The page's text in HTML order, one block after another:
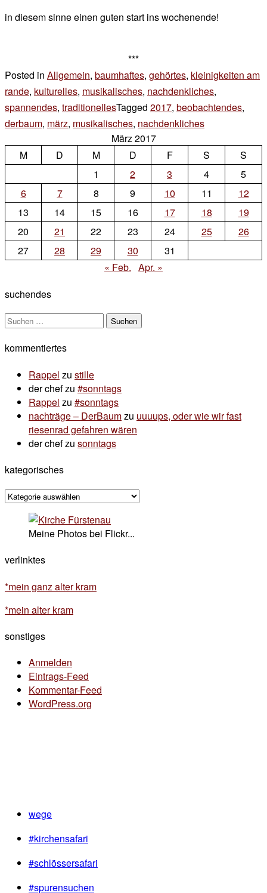
in diesem sinne einen guten start ins wochenende!
***
Posted in Allgemein, baumhaftes, gehörtes, kleinigkeiten am
rande, kulturelles, musikalisches, nachdenkliches,
spannendes, traditionellesTagged 2017, beobachtendes,
derbaum, märz, musikalisches, nachdenkliches
felix
März 2017
M
D M D F S
S
1
2 3 4
5
6
7 8 9 10 11
12
13
14 15 16 17 18
19
20
21 22 23 24 25
26
27
28 29 30
31
« Feb. Apr. »
suchendes
Suchen
kommentiertes
Rappel zu stille
der chefzu #sonntags
Rappel zu #sonntags
nachträge – DerBaumzu uuuups, oder wie wir fast
riesenrad gefahren wären
der chefzu sonntags
kategorisches
kategorisches
Meine Photos bei Flickr...
verlinktes
*mein ganz alter kram
*mein alter kram
sonstiges
Anmelden
Eintrags-Feed
Kommentar-Feed
WordPress.org
wege
#kirchensafari
#schlössersafari
#spurensuchen